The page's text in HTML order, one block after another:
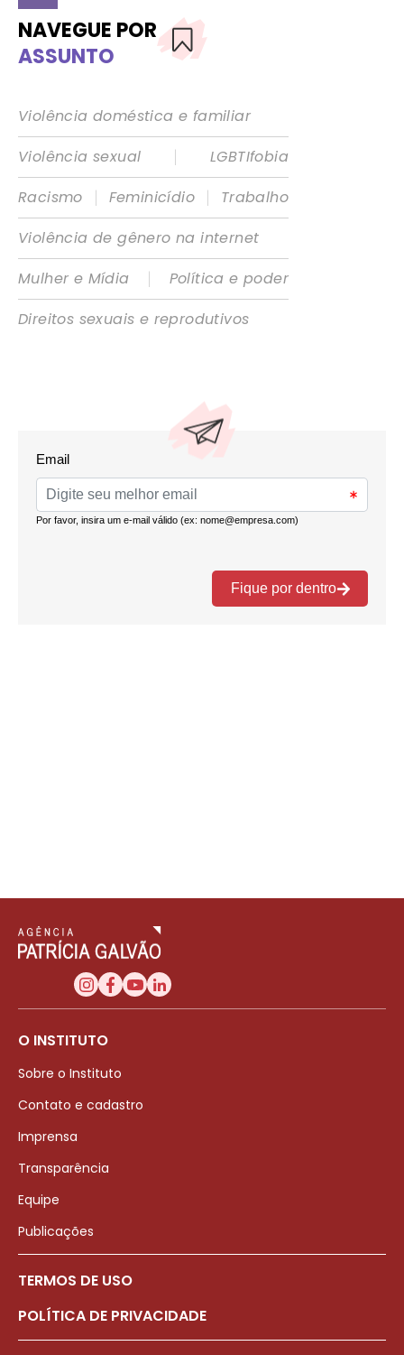
NAVEGUE POR
ASSUNTO
Violência doméstica e familiar
Violência sexual
|
LGBTIfobia
Racismo
| Feminicídio |
Trabalho
Violência de gênero na internet
Mulher e Mídia
|
Política e poder
Direitos sexuais e reprodutivos
O INSTITUTO
Sobre o Instituto
Contato e cadastro
Imprensa
Transparência
Equipe
Publicações
TERMOS DE USO
POLÍTICA DE PRIVACIDADE